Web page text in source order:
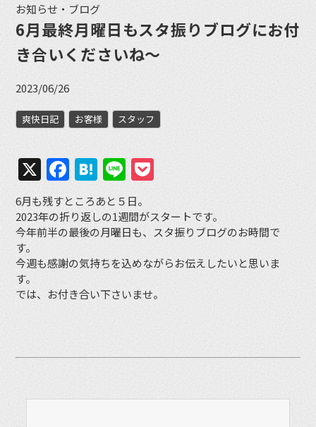
お知らせ・ブログ
6月最終月曜日もスタ振りブログにお付
き合いくださいね〜
2023/06/26
爽快日記 お客様 スタッフ
X Facebook
Hatena
Line
6月も残すところあと５日。
2023年の折り返しの1週間がスタートです。
今年前半の最後の月曜日も、スタ振りブログのお時間で
す。
今週も感謝の気持ちを込めながらお伝えしたいと思いま
す。
では、お付き合い下さいませ。